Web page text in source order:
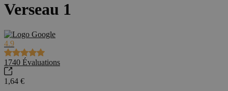
Verseau 1
4.9
1740 Évaluations
1,64 €